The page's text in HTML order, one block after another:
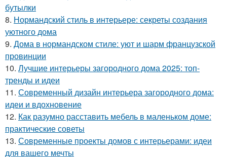
бутылки
8. Нормандский стиль в интерьере: секреты создания
уютного дома
9. Дома в нормандском стиле: уют и шарм французской
провинции
10. Лучшие интерьеры загородного дома 2025: топ-
тренды и идеи
11. Современный дизайн интерьера загородного дома:
идеи и вдохновение
12. Как разумно расставить мебель в маленьком доме:
практические советы
13. Современные проекты домов с интерьерами: идеи
для вашего мечты